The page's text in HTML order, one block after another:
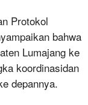
Protokol
bahwa
Lumajang ke
koordinasidan
depannya.